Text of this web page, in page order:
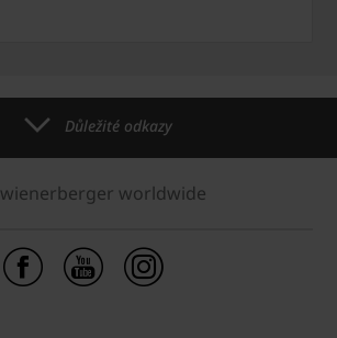
Důležité odkazy
wienerberger worldwide